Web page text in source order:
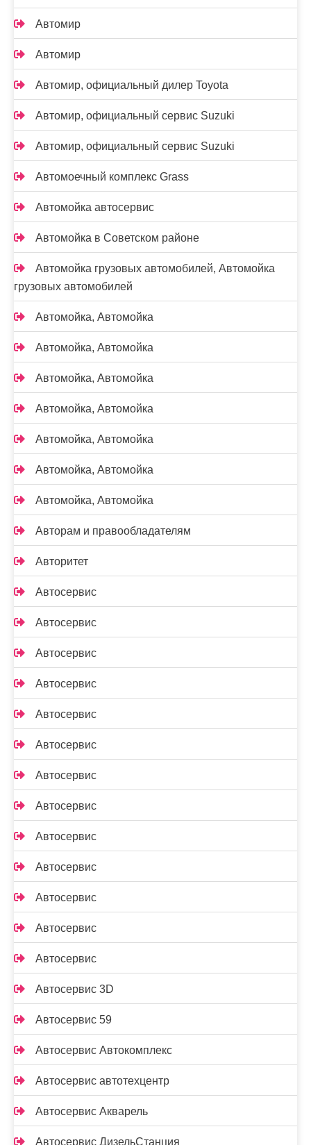
Автомир
Автомир
Автомир, официальный дилер Toyota
Автомир, официальный сервис Suzuki
Автомир, официальный сервис Suzuki
Автомоечный комплекс Grass
Автомойка автосервис
Автомойка в Советском районе
Автомойка грузовых автомобилей, Автомойка
грузовых автомобилей
Автомойка, Автомойка
Автомойка, Автомойка
Автомойка, Автомойка
Автомойка, Автомойка
Автомойка, Автомойка
Автомойка, Автомойка
Автомойка, Автомойка
Авторам и правообладателям
Авторитет
Автосервис
Автосервис
Автосервис
Автосервис
Автосервис
Автосервис
Автосервис
Автосервис
Автосервис
Автосервис
Автосервис
Автосервис
Автосервис
Автосервис 3D
Автосервис 59
Автосервис Автокомплекс
Автосервис автотехцентр
Автосервис Акварель
Автосервис ДизельСтанция